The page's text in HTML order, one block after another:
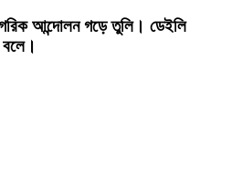
আন্দোলন গড়ে তুলি। ডেইলি
বলে।